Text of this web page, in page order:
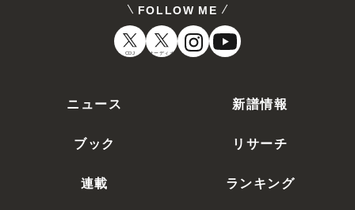
FOLLOW ME
CDJ オーディオ
ニュース 新譜情報
ブック リサーチ
連載 ランキング